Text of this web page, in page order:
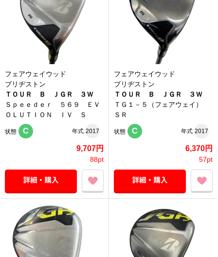
フェアウェイウッド
ブリヂストン
ＴＯＵＲ Ｂ ＪＧＲ ３Ｗ
Ｓｐｅｅｄｅｒ ５６９ ＥＶ
ＯＬＵＴＩＯＮ ＩＶ Ｓ
状態 C 年式 2017
9,707円
88pt
フェアウェイウッド
ブリヂストン
ＴＯＵＲ Ｂ ＪＧＲ ３Ｗ
ＴＧ１－５（フェアウェイ）
ＳＲ
状態 C 年式 2017
6,370円
57pt